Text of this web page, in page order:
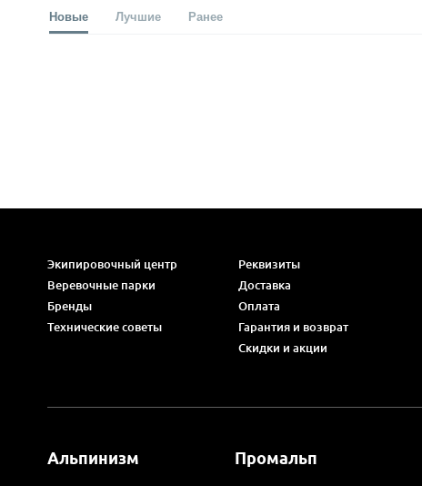
Новые Лучшие Ранее
Экипировочный центр
Веревочные парки
Бренды
Технические советы
Реквизиты
Доставка
Оплата
Гарантия и возврат
Скидки и акции
Альпинизм Промальп